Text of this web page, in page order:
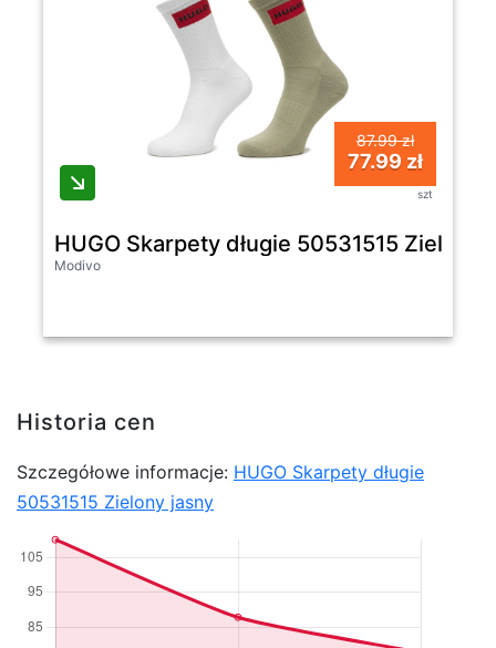
87.99 zł
77.99 zł
szt
HUGO Skarpety długie 50531515 Zielony
Modivo
Historia cen
Szczegółowe informacje: HUGO Skarpety długie
50531515 Zielony jasny